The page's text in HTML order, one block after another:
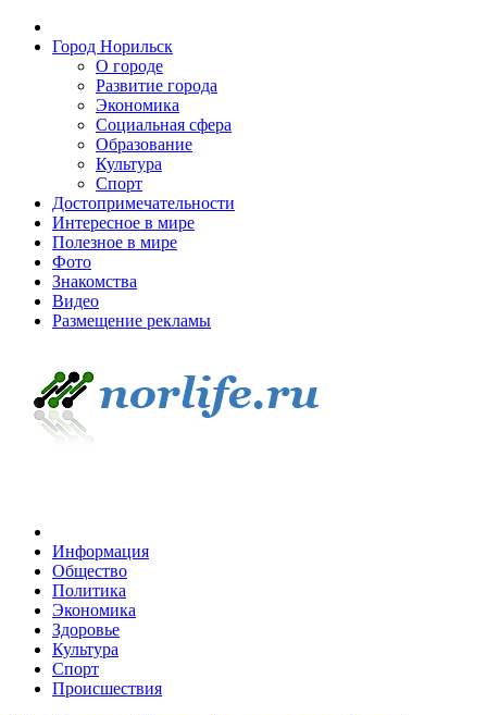
Город Норильск
О городе
Развитие города
Экономика
Социальная сфера
Образование
Культура
Спорт
Достопримечательности
Интересное в мире
Полезное в мире
Фото
Знакомства
Видео
Размещение рекламы
Информация
Общество
Политика
Экономика
Здоровье
Культура
Спорт
Происшествия